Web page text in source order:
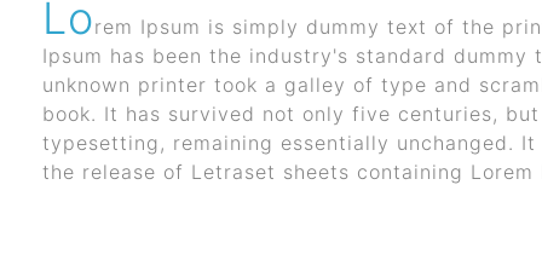
Veneto
(FSE)
Fondimpresa
Fondirigenti
Lorem Ipsum is simply dummy text of the
Ipsum has been the industry's standard dummy
unknown printer took a galley of type and
book. It has survived not only five centuries,
typesetting, remaining essentially unchanged.
the release of Letraset sheets containing Lorem
I corsi aziendali piu frequentati